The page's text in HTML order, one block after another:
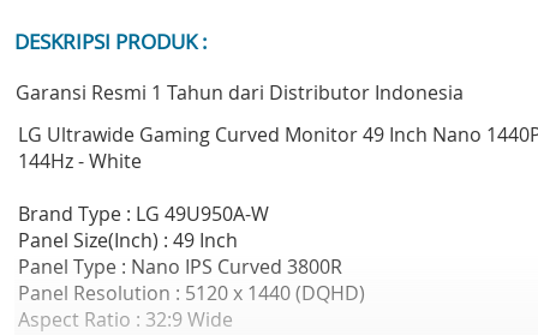
DESKRIPSI PRODUK :
Garansi Resmi 1 Tahun dari Distributor Indonesia
LG Ultrawide Gaming Curved Monitor 49 Inch Nano
144Hz - White
Brand Type : LG 49U950A-W
Panel Size(Inch) : 49 Inch
Panel Type : Nano IPS Curved 3800R
Panel Resolution : 5120 x 1440 (DQHD)
Aspect Ratio : 32:9 Wide